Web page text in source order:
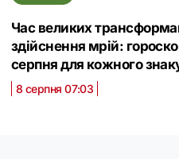
Час великих
здійснення мрій:
серпня для кожного
8 серпня 07:03